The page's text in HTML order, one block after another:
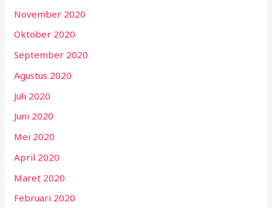
November 2020
Oktober 2020
September 2020
Agustus 2020
Juli 2020
Juni 2020
Mei 2020
April 2020
Maret 2020
Februari 2020